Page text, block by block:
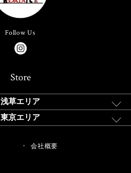
Follow Us
Store
浅草エリア
東京エリア
会社概要